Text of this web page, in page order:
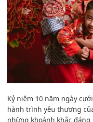
Kỷ niệm 10 năm ngày
hành trình yêu thương
những khoảnh khắc